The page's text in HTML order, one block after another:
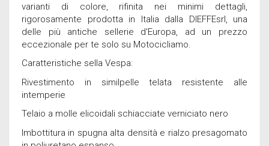
varianti di colore, rifinita nei minimi dettagli,
rigorosamente prodotta in Italia dalla DIEFFEsrl, una
delle più antiche sellerie d'Europa, ad un prezzo
eccezionale per te solo su Motocicliamo.
Caratteristiche sella Vespa:
Rivestimento in similpelle telata resistente alle
intemperie
Telaio a molle elicoidali schiacciate verniciato nero
Imbottitura in spugna alta densità e rialzo presagomato